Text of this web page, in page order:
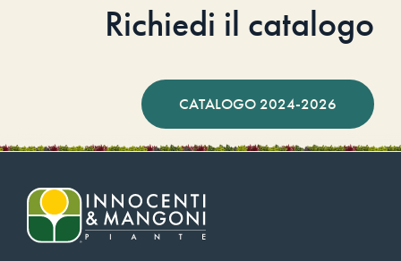
Richiedi il catalogo
CATALOGO 2024-2026